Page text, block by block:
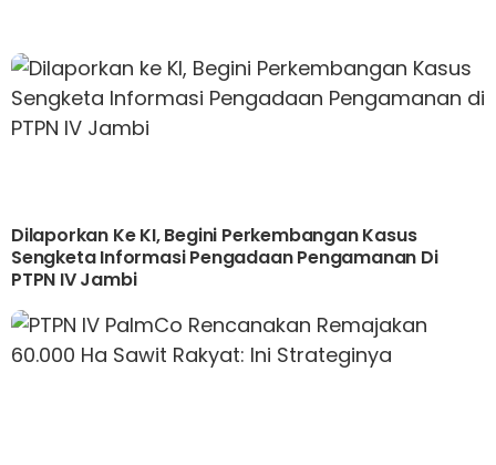
Dilaporkan Ke KI, Begini Perkembangan Kasus
Sengketa Informasi Pengadaan Pengamanan Di
PTPN IV Jambi